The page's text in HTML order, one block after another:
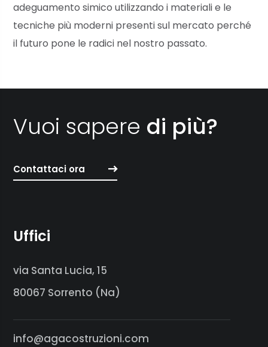
adeguamento simico utilizzando i materiali e le
tecniche più moderni presenti sul mercato perché
il futuro pone le radici nel nostro passato.
Vuoi sapere di più?
Contattaci ora
Uffici
via Santa Lucia, 15
80067 Sorrento (Na)
info@agacostruzioni.com